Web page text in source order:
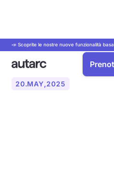
📣 Scoprite le nostre nuove funzionalità
20.MAY,2025